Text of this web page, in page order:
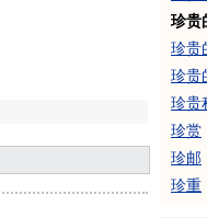
珍贵
珍贵
珍贵
珍贵
珍赏
珍邮
珍重